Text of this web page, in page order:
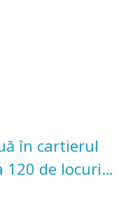
an
în cartierul
120 de locuri